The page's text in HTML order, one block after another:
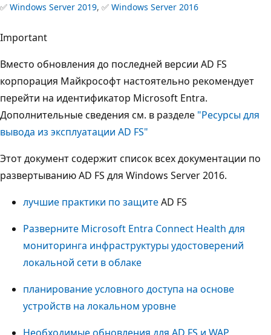
✅ Windows Server 2019, ✅ Windows Server 2016
Important
Вместо обновления до последней версии AD FS
корпорация Майкрософт настоятельно рекомендует
перейти на идентификатор Microsoft Entra.
Дополнительные сведения см. в разделе "Ресурсы для
вывода из эксплуатации AD FS"
Этот документ содержит список всех документации по
развертыванию AD FS для Windows Server 2016.
лучшие практики по защитеAD FS
Разверните Microsoft Entra Connect Health для
мониторинга инфраструктуры удостоверений
локальной сети в облаке
планирование условного доступа на основе
устройств на локальном уровне
Необходимые обновления для AD FS и WAP